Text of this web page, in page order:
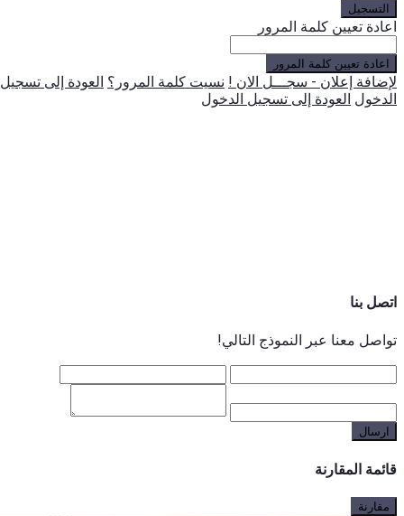
التسجيل
اعادة تعيين كلمة المرور
اعادة تعيين كلمة المرور
لإضافة إعلان - سجـــل الان ! نسيت كلمة المرور؟ العودة إلى تسجيل
الدخول العودة إلى تسجيل الدخول
اتصل بنا
تواصل معنا عبر النموذج التالي!
ارسال
قائمة المقارنة
مقارنة